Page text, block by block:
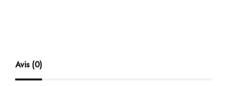
Avis (0)